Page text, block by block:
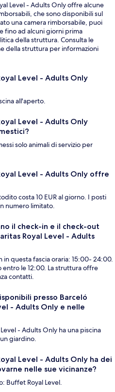
Level - Adults Only offre alcune
che sono disponibili sul
una camera rimborsabile, puoi
fino ad alcuni giorni prima
della struttura. Consulta le
della struttura per informazioni
Level - Adults Only
all'aperto.
Level - Adults Only
solo animali di servizio per
Level - Adults Only offre
costa 10 EUR al giorno. I posti
numero limitato.
il check-in e il check-out
Royal Level - Adults
questa fascia oraria: 15:00- 24:00.
le 12:00. La struttura offre
contatti.
presso Barceló
- Adults Only e nelle
- Adults Only ha una piscina
giardino.
Level - Adults Only ha dei
nelle sue vicinanze?
Buffet Royal Level.